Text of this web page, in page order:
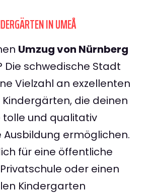
IN UMEÅ
Umzug von Nürnberg
Die schwedische Stadt
Vielzahl an exzellenten
Kindergärten, die deinen
tolle und qualitativ
ermöglichen.
für eine öffentliche
oder einen
Kindergarten